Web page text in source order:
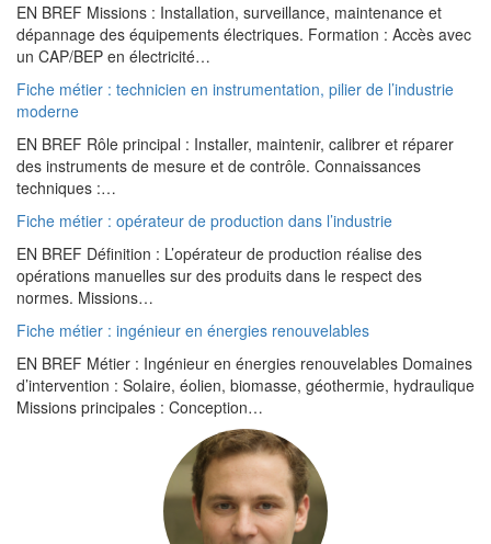
EN BREF Missions : Installation, surveillance, maintenance et
dépannage des équipements électriques. Formation : Accès avec
un CAP/BEP en électricité…
Fiche métier : technicien en instrumentation, pilier de l’industrie
moderne
EN BREF Rôle principal : Installer, maintenir, calibrer et réparer
des instruments de mesure et de contrôle. Connaissances
techniques :…
Fiche métier : opérateur de production dans l’industrie
EN BREF Définition : L’opérateur de production réalise des
opérations manuelles sur des produits dans le respect des
normes. Missions…
Fiche métier : ingénieur en énergies renouvelables
EN BREF Métier : Ingénieur en énergies renouvelables Domaines
d’intervention : Solaire, éolien, biomasse, géothermie, hydraulique
Missions principales : Conception…